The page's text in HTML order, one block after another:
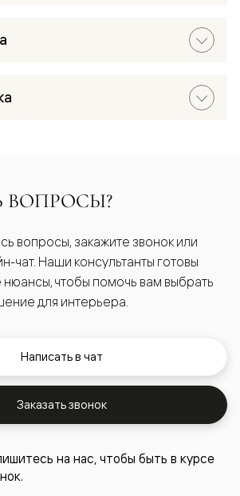
ВОПРОСЫ?
вопросы, закажите звонок или
чат. Наши консультанты готовы
чтобы помочь вам выбрать
для интерьера.
Написать в чат
Заказать звонок
на нас, чтобы быть в курсе